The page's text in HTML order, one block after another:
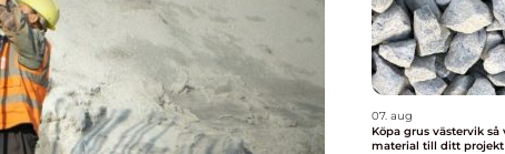
07. aug
Köpa grus västervik så väljer du rätt
material till ditt projekt